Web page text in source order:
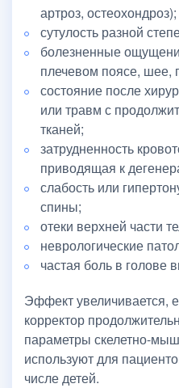
артроз, остеохондроз);
сутулость разной
болезненные
плечевом поясе, шее,
состояние после
или травм с
тканей;
затрудненность
приводящая к
слабость или
спины;
отеки верхней части
неврологические
частая боль в голове
Эффект увеличивается,
корректор
параметры скелетно-
используют для
числе детей.